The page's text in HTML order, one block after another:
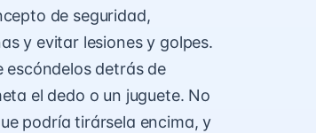
de seguridad,
y evitar lesiones y golpes.
escóndelos detrás de
el dedo o un juguete. No
podría tirársela encima, y